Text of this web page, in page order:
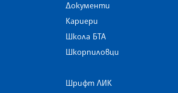
Документи
Кариери
Школа БТА
Шкорпиловци
Шрифт ЛИК